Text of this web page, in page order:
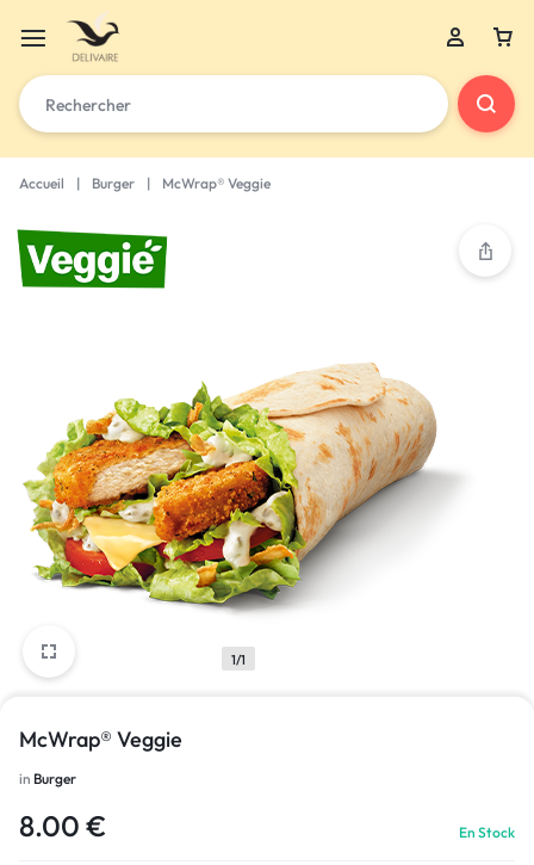
Accueil | Burger | McWrap® Veggie
1/1
McWrap® Veggie
in Burger
8.00 € En Stock